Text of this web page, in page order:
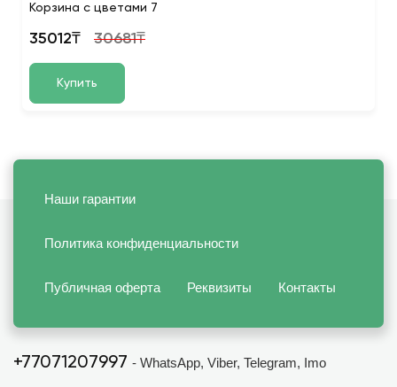
Корзина с цветами 7
35012₸ 30681₸
Купить
Наши гарантии
Политика конфиденциальности
Публичная оферта Реквизиты Контакты
+77071207997 - WhatsApp, Viber, Telegram, Imo